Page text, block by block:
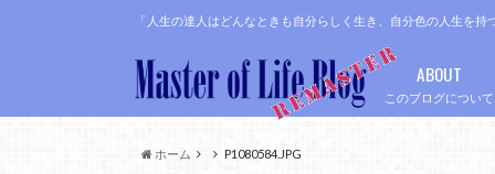
「人生の達人はどんなときも自分らしく生き、自分色の人生を持
このブログについて
ABOUT
ホーム P1080584.JPG